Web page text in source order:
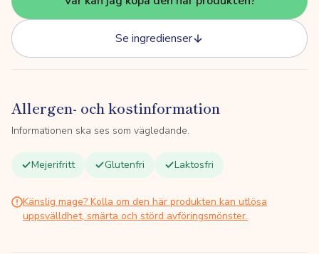
Se ingredienser
Allergen- och kostinformation
Informationen ska ses som vägledande.
Mejerifritt Glutenfri Laktosfri
Känslig mage? Kolla om den här produkten kan utlösa
uppsvälldhet, smärta och störd avföringsmönster.